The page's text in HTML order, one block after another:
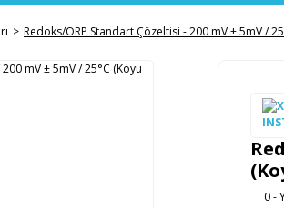
Redoks/ORP Standart Çözeltisi - 200 mV ± 5mV /
0 -